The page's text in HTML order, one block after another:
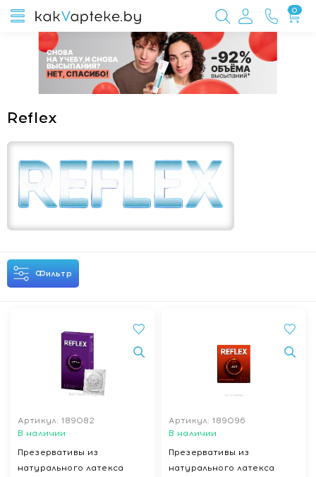
0
Reflex
Фильтр
Артикул: 189082
В наличии
Презервативы из
натурального латекса
Артикул: 189096
В наличии
Презервативы из
натурального латекса